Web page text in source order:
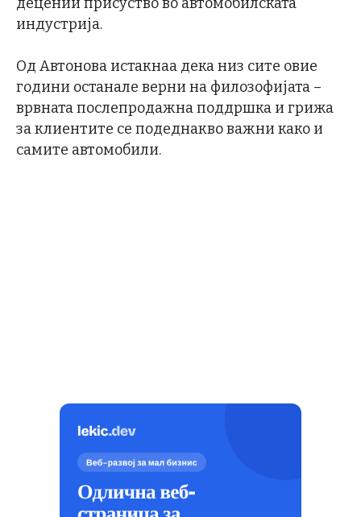
индустрија.
Од Автонова истакнаа дека низ сите овие
години останале верни на филозофијата –
врвната послепродажна поддршка и грижа
за клиентите се подеднакво важни како и
самите автомобили.